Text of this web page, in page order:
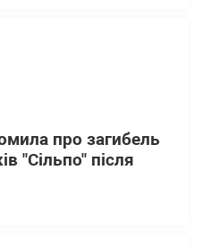
про загибель
"Сільпо" після